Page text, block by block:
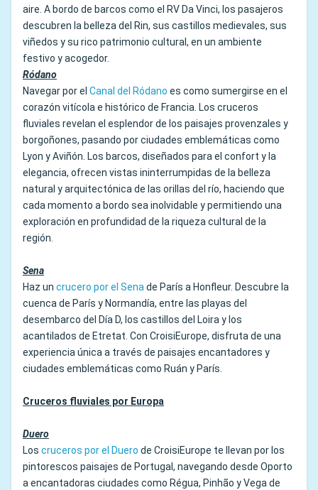
aire. A bordo de barcos como el RV Da Vinci, los pasajeros
descubren la belleza del Rin, sus castillos medievales, sus
viñedos y su rico patrimonio cultural, en un ambiente
festivo y acogedor.
Ródano
Navegar por el Canal del Ródano es como sumergirse en el
corazón vitícola e histórico de Francia. Los cruceros
fluviales revelan el esplendor de los paisajes provenzales y
borgoñones, pasando por ciudades emblemáticas como
Lyon y Aviñón. Los barcos, diseñados para el confort y la
elegancia, ofrecen vistas ininterrumpidas de la belleza
natural y arquitectónica de las orillas del río, haciendo que
cada momento a bordo sea inolvidable y permitiendo una
exploración en profundidad de la riqueza cultural de la
región.
Sena
Haz un crucero por el Senade París a Honfleur. Descubre la
cuenca de París y Normandía, entre las playas del
desembarco del Día D, los castillos del Loira y los
acantilados de Etretat. Con CroisiEurope, disfruta de una
experiencia única a través de paisajes encantadores y
ciudades emblemáticas como Ruán y París.
Cruceros fluviales por Europa
Duero
Los cruceros por el Duero de CroisiEurope te llevan por los
pintorescos paisajes de Portugal, navegando desde Oporto
a encantadoras ciudades como Régua, Pinhão y Vega de